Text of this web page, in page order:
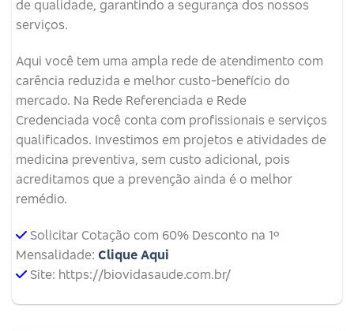
de qualidade, garantindo a segurança dos nossos
serviços.
Aqui você tem uma ampla rede de atendimento com
carência reduzida e melhor custo-benefício do
mercado. Na Rede Referenciada e Rede
Credenciada você conta com profissionais e serviços
qualificados. Investimos em projetos e atividades de
medicina preventiva, sem custo adicional, pois
acreditamos que a prevenção ainda é o melhor
remédio.
Solicitar Cotação com 60% Desconto na 1º
Mensalidade: Clique Aqui
Site: https://biovidasaude.com.br/